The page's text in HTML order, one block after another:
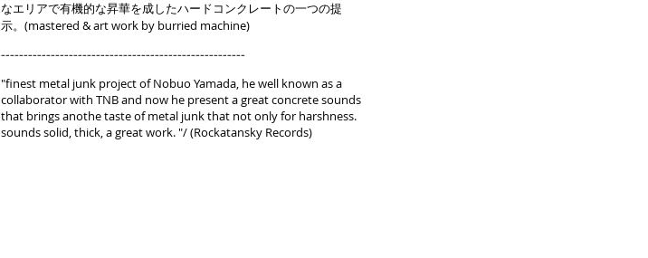
なエリアで有機的な昇華を成したハードコンクレートの一つの提
示。 (mastered & art work by burried machine)
------------------------------------------------------
"finest metal junk project of Nobuo Yamada, he well known as a
collaborator with TNB and now he present a great concrete sounds
that brings anothe taste of metal junk that not only for harshness.
sounds solid, thick, a great work. "/ (Rockatansky Records)